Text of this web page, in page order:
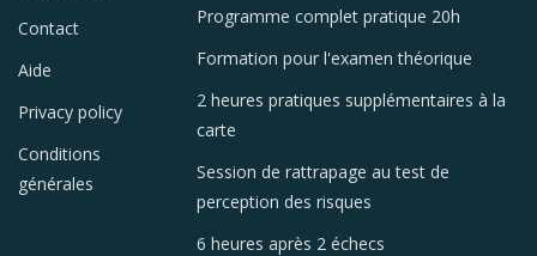
Contact
Aide
Privacy policy
Conditions
générales
Programme complet pratique 20h
Formation pour l'examen théorique
2 heures pratiques supplémentaires à la
carte
Session de rattrapage au test de
perception des risques
6 heures après 2 échecs